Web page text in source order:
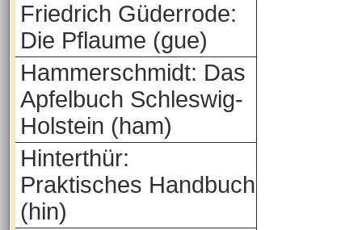
Friedrich Güderrode:
Die Pflaume (gue)
Hammerschmidt: Das
Apfelbuch Schleswig-
Holstein (ham)
Hinterthür:
Praktisches Handbuch
(hin)